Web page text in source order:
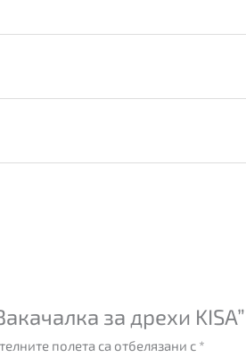
за дрехи KISA”
полета са отбелязани с *